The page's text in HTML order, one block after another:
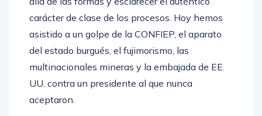
carácter de clase de los procesos. Hoy hemos
asistido a un golpe de la CONFIEP, el aparato
del estado burgués, el fujimorismo, las
multinacionales mineras y la embajada de EE.
UU. contra un presidente al que nunca
aceptaron.